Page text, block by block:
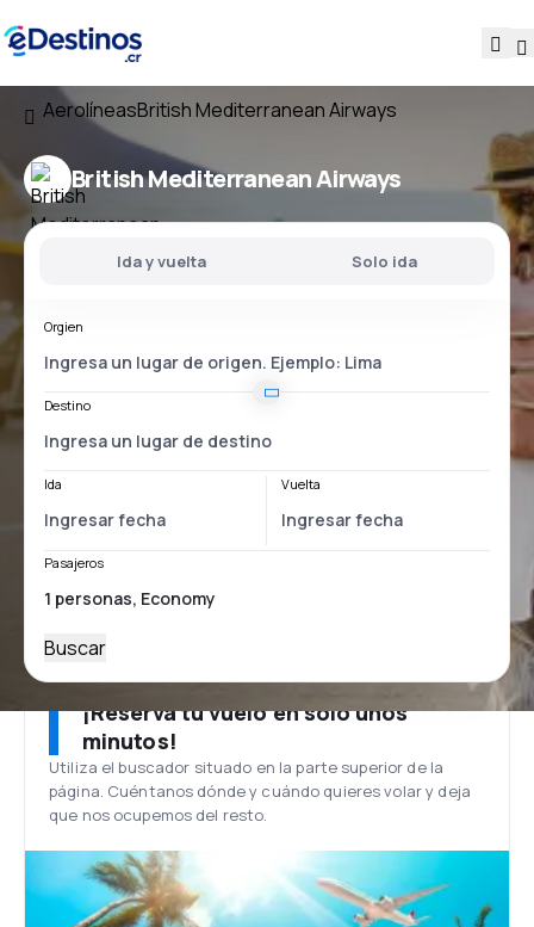
AerolíneasBritish Mediterranean Airways
British Mediterranean Airways
Ida y vuelta Solo ida
Orgien
Destino
Ida Vuelta
Pasajeros
Buscar
¡Reserva tu vuelo en solo unos
minutos!
Utiliza el buscador situado en la parte superior de la
página. Cuéntanos dónde y cuándo quieres volar y deja
que nos ocupemos del resto.